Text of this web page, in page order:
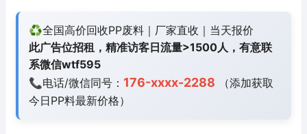
♻️全国高价回收PP废料｜厂家直收｜当天报价
此广告位招租，精准访客日流量>1500人，有意联
系微信wtf595
📞电话/微信同号： 176-xxxx-2288 （添加获取
今日PP料最新价格）